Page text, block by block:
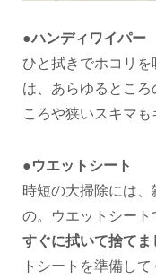
●ハンディワイパー
ひと拭きでホコリ
は、あらゆるとこ
ころや狭いスキマも
●ウエットシート
時短の大掃除には
の。ウエットシー
すぐに拭いて捨てま
トシートを準備して